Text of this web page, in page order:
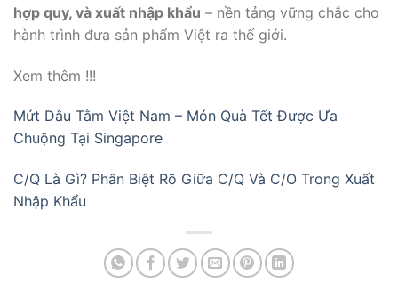
hợp quy, và xuất nhập khẩu – nền tảng vững chắc cho
hành trình đưa sản phẩm Việt ra thế giới.
Xem thêm !!!
Mứt Dâu Tằm Việt Nam – Món Quà Tết Được Ưa
Chuộng Tại Singapore
C/Q Là Gì? Phân Biệt Rõ Giữa C/Q Và C/O Trong Xuất
Nhập Khẩu